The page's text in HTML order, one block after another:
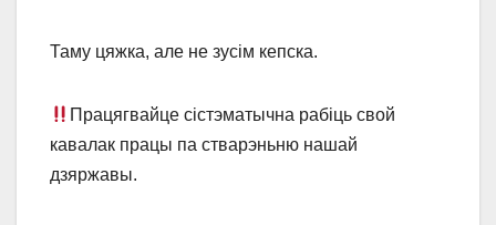
Таму цяжка, але не зусім кепска.
Працягвайце сістэматычна рабіць свой
кавалак працы па стварэньню нашай
дзяржавы.